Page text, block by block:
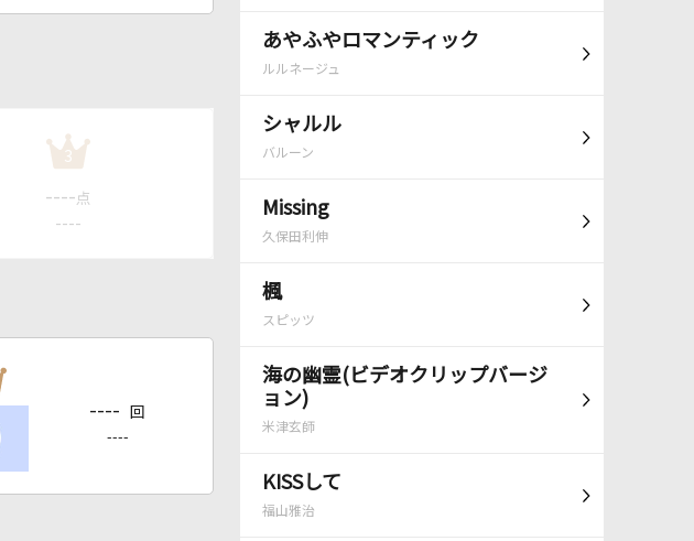
あやふやロマンティック
ルルネージュ
シャルル
バルーン
Missing
久保田利伸
楓
スピッツ
海の幽霊(ビデオクリップバージ
ョン)
米津玄師
KISSして
福山雅治
3
---- 点
----
---- 回
----